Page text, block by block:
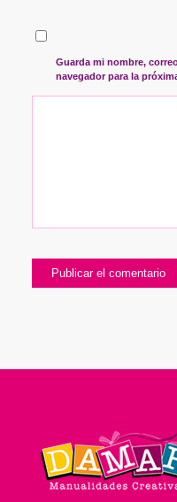
Guarda mi nombre,
navegador para la